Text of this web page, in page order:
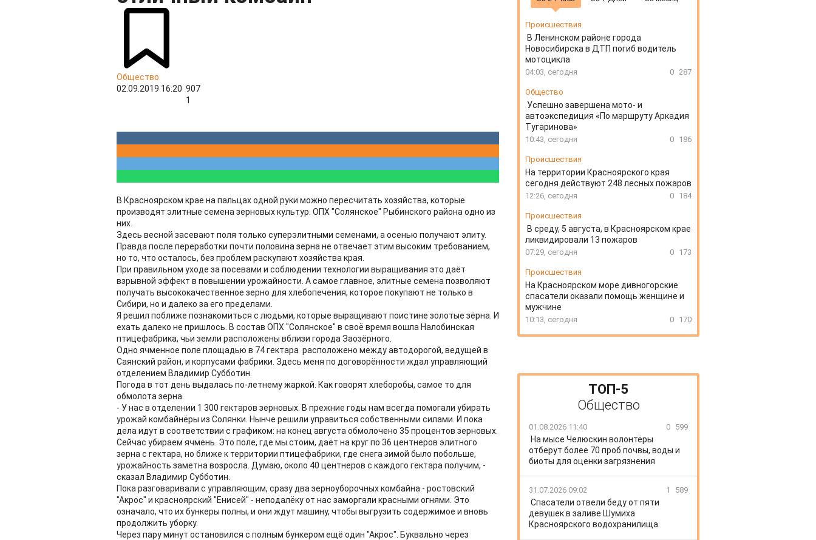
Общество
02.09.2019 16:20 907
1
В Красноярском крае на пальцах одной руки можно пересчитать хозяйства, которые
производят элитные семена зерновых культур. ОПХ "Солянское" Рыбинского района одно из
них.
Здесь весной засевают поля только суперэлитными семенами, а осенью получают элиту.
Правда после переработки почти половина зерна не отвечает этим высоким требованием,
но то, что осталось, без проблем раскупают хозяйства края.
При правильном уходе за посевами и соблюдении технологии выращивания это даёт
взрывной эффект в повышении урожайности. А самое главное, элитные семена позволяют
получать высококачественное зерно для хлебопечения, которое покупают не только в
Сибири, но и далеко за его пределами.
Я решил поближе познакомиться с людьми, которые выращивают поистине золотые зёрна. И
ехать далеко не пришлось. В состав ОПХ "Солянское" в своё время вошла Налобинская
птицефабрика, чьи земли расположены вблизи города Заозёрного.
Одно ячменное поле площадью в 74 гектара расположено между автодорогой, ведущей в
Саянский район, и корпусами фабрики. Здесь меня по договорённости ждал управляющий
отделением Владимир Субботин.
Погода в тот день выдалась по-летнему жаркой. Как говорят хлеборобы, самое то для
обмолота зерна.
- У нас в отделении 1 300 гектаров зерновых. В прежние годы нам всегда помогали убирать
урожай комбайнёры из Солянки. Нынче решили управиться собственными силами. И пока
дела идут в соответствии с графиком: на конец августа обмолочено 35 процентов зерновых.
Сейчас убираем ячмень. Это поле, где мы стоим, даёт на круг по 36 центнеров элитного
зерна с гектара, но ближе к территории птицефабрики, где снега зимой было побольше,
урожайность заметна возросла. Думаю, около 40 центнеров с каждого гектара получим, -
сказал Владимир Субботин.
Пока разговаривали с управляющим, сразу два зерноуборочных комбайна - ростовский
"Акрос" и красноярский "Енисей" - неподалёку от нас заморгали красными огнями. Это
означало, что их бункеры полны, и они ждут машину, чтобы выгрузить содержимое и вновь
продолжить уборку.
Через пару минут остановился с полным бункером ещё один "Акрос". Буквально через
Происшествия
В Ленинском районе города
Новосибирска в ДТП погиб водитель
мотоцикла
04:03, сегодня 0 287
Общество
Успешно завершена мото- и
автоэкспедиция «По маршруту Аркадия
Тугаринова»
10:43, сегодня 0 186
Происшествия
На территории Красноярского края
сегодня действуют 248 лесных пожаров
12:26, сегодня 0 184
Происшествия
В среду, 5 августа, в Красноярском крае
ликвидировали 13 пожаров
07:29, сегодня 0 173
Происшествия
На Красноярском море дивногорские
спасатели оказали помощь женщине и
мужчине
10:13, сегодня 0 170
ТОП-5
Общество
01.08.2026 11:40 0 599
На мысе Челюскин волонтёры
отберут более 70 проб почвы, воды и
биоты для оценки загрязнения
31.07.2026 09:02 1 589
Спасатели отвели беду от пяти
девушек в заливе Шумиха
Красноярского водохранилища